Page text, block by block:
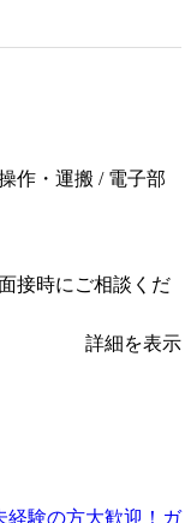
作・運搬 / 電子部
接時にご相談くだ
詳細を表示